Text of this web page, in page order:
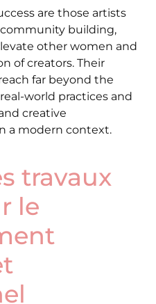
are those artists
building,
other women and
of creators. Their
far beyond the
world practices and
creative
a modern context.
travaux
le